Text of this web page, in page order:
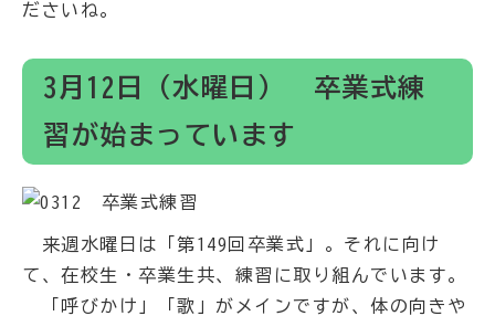
ださいね。
3月12日（水曜日） 卒業式練
習が始まっています
来週水曜日は「第149回卒業式」。それに向け
て、在校生・卒業生共、練習に取り組んでいます。
「呼びかけ」「歌」がメインですが、体の向きや